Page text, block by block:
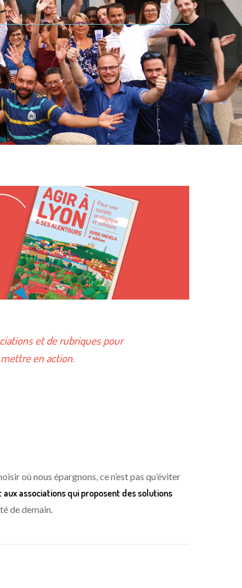
et de rubriques pour
en action.
où nous épargnons, ce n’est pas qu’éviter
associations qui proposent des solutions
de demain.